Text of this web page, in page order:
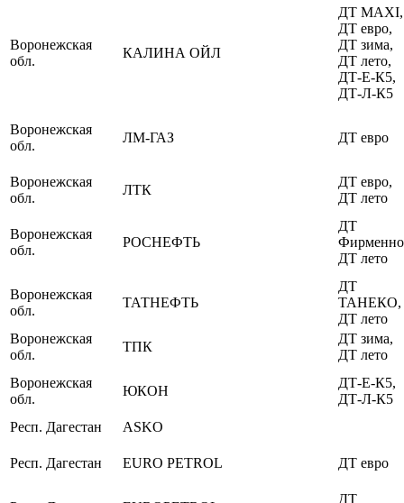
Воронежская
обл.
КАЛИНА ОЙЛ
ДТ MAXI,
ДТ евро,
ДТ зима,
ДТ лето,
ДТ-Е-К5,
ДТ-Л-К5
Воронежская
обл.
ЛМ-ГАЗ ДТ евро
Воронежская
обл.
ЛТК
ДТ евро,
ДТ лето
Воронежская
обл.
РОСНЕФТЬ
ДТ
ДТ лето
Воронежская
обл.
ТАТНЕФТЬ
ДТ
ТАНЕКО,
ДТ лето
Воронежская
обл.
ТПК
ДТ зима,
ДТ лето
Воронежская
обл.
ЮКОН
ДТ-Е-К5,
ДТ-Л-К5
Респ. Дагестан
ASKO
Респ. Дагестан EURO PETROL ДТ евро
ДТ